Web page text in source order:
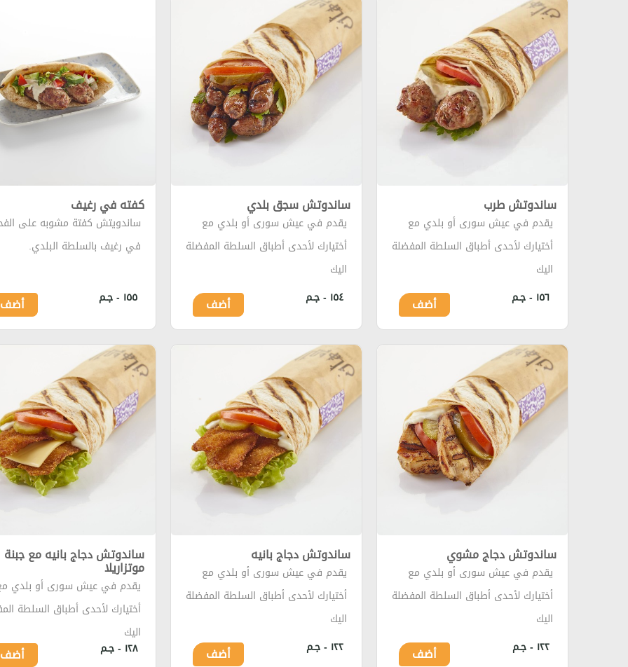
ساندوتش طرب
يقدم في عيش سورى أو بلدي مع
أختيارك لأحدى أطباق السلطة المفضلة
اليك
١٥٦ - جـم
أضف
ساندوتش سجق بلدي
يقدم في عيش سورى أو بلدي مع
أختيارك لأحدى أطباق السلطة المفضلة
اليك
١٥٤ - جـم
أضف
كفته في رغيف
ساندويتش كفتة مشوبه على
في رغيف بالسلطة البلدي.
١٥٥ - جـم أضف
ساندوتش دجاج مشوي
يقدم في عيش سورى أو بلدي مع
أختيارك لأحدى أطباق السلطة المفضلة
اليك
١٢٢ - جـم
أضف
ساندوتش دجاج بانيه
يقدم في عيش سورى أو بلدي مع
أختيارك لأحدى أطباق السلطة المفضلة
اليك
١٢٢ - جـم
أضف
ساندوتش دجاج بانيه مع جبنة
موتزاريلا
يقدم في عيش سورى أو بلدي
أختيارك لأحدى أطباق السلطة
اليك
١٢٨ - جـم
أضف